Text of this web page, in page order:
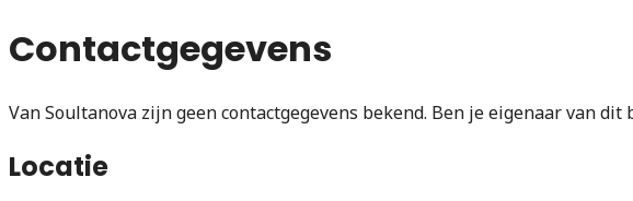
Contactgegevens
Van Soultanova zijn geen contactgegevens bekend. Ben je eigenaar van dit
Locatie